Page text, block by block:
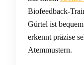
Biofeedback-
Gürtel ist
erkennt präzise
Atemmustern.